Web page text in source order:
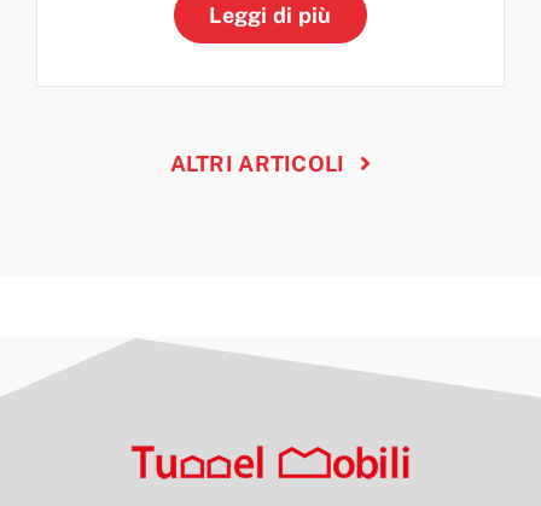
Leggi di più
ALTRI ARTICOLI